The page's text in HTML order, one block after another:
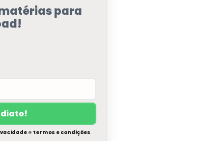
para
e termos e condições.